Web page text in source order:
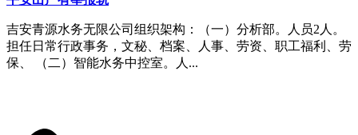
吉安青源水务无限公司组织架构：（一）分析部。人员2人。
担任日常行政事务，文秘、档案、人事、劳资、职工福利、劳
保、 （二）智能水务中控室。人...